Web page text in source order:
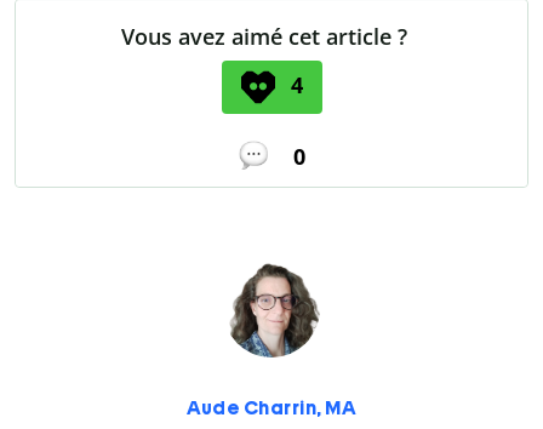
Vous avez aimé cet article ?
4
0
Aude Charrin, MA